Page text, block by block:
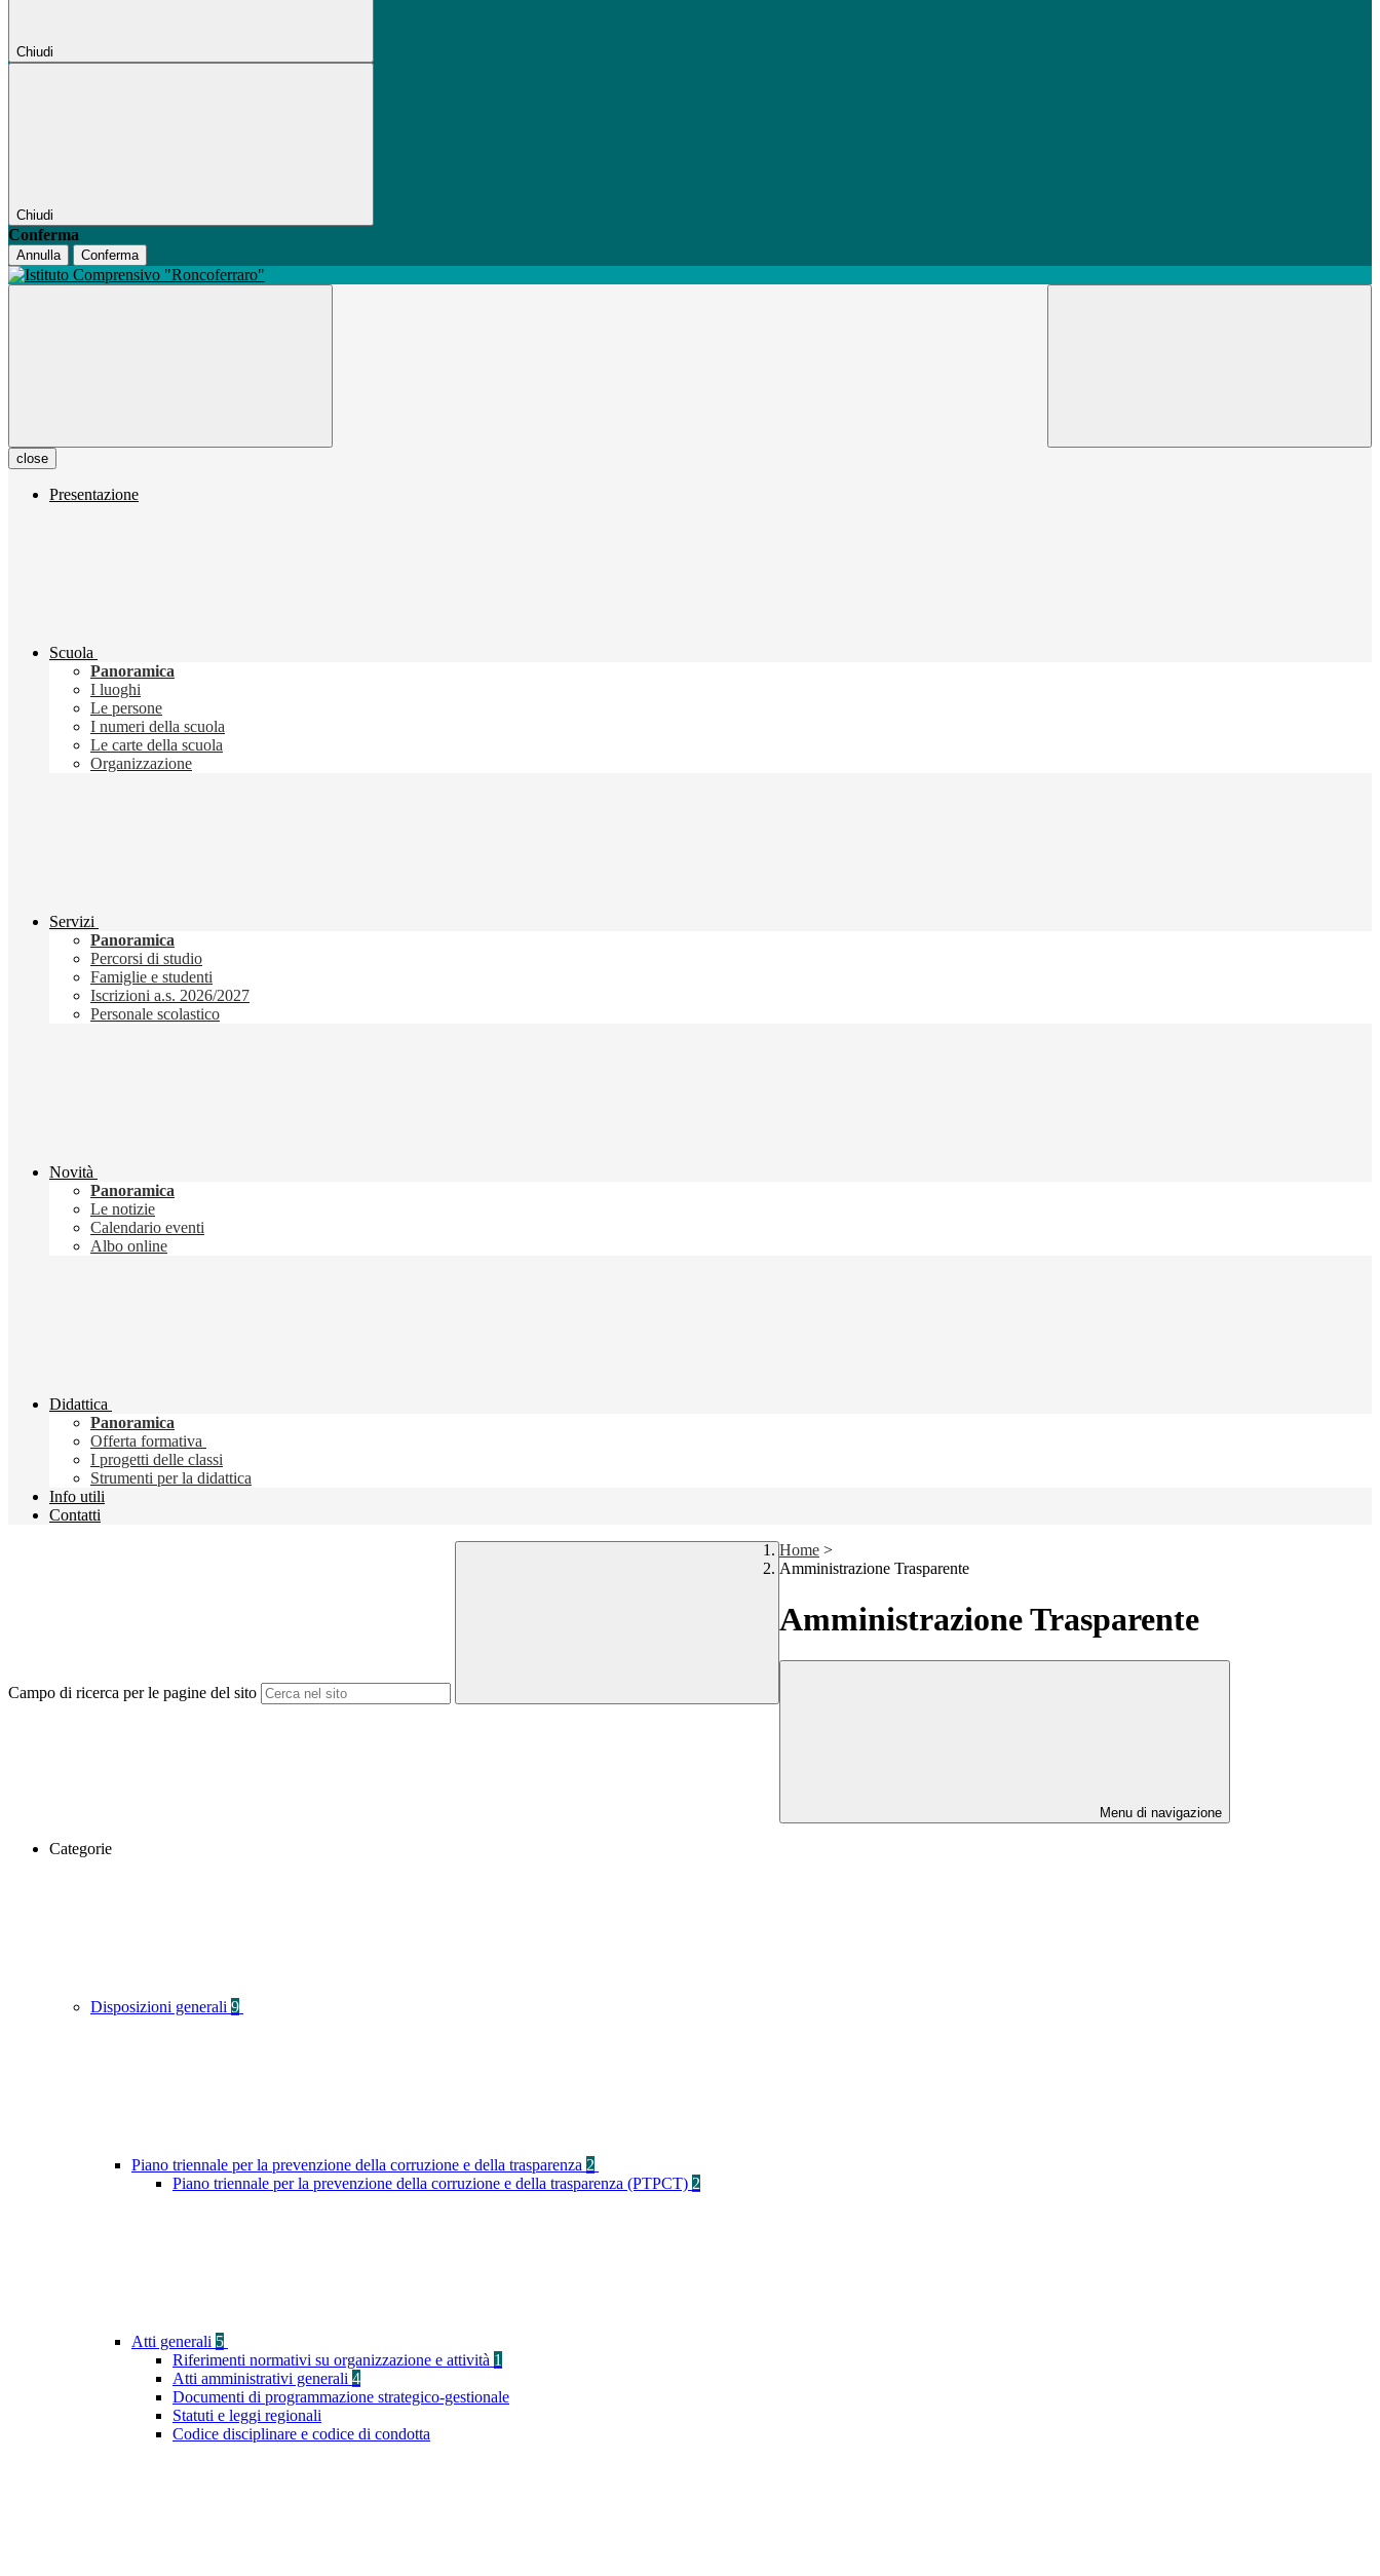
Chiudi
Chiudi
Conferma
Annulla Conferma
close
Presentazione
Scuola
Panoramica
I luoghi
Le persone
I numeri della scuola
Le carte della scuola
Organizzazione
Servizi
Panoramica
Percorsi di studio
Famiglie e studenti
Iscrizioni a.s. 2026/2027
Personale scolastico
Novità
Panoramica
Le notizie
Calendario eventi
Albo online
Didattica
Panoramica
Offerta formativa
I progetti delle classi
Strumenti per la didattica
Info utili
Contatti
Campo di ricerca per le pagine del sito
Home >
Amministrazione Trasparente
Amministrazione Trasparente
Menu di navigazione
Categorie
Disposizioni generali 9
Piano triennale per la prevenzione della corruzione e della trasparenza 2
Piano triennale per la prevenzione della corruzione e della trasparenza (PTPCT) 2
Atti generali 5
Riferimenti normativi su organizzazione e attività 1
Atti amministrativi generali 4
Documenti di programmazione strategico-gestionale
Statuti e leggi regionali
Codice disciplinare e codice di condotta